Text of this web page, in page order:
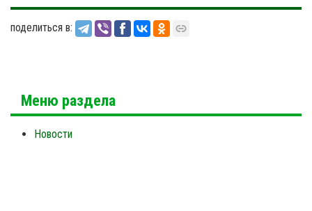
поделиться в:
Меню раздела
Новости